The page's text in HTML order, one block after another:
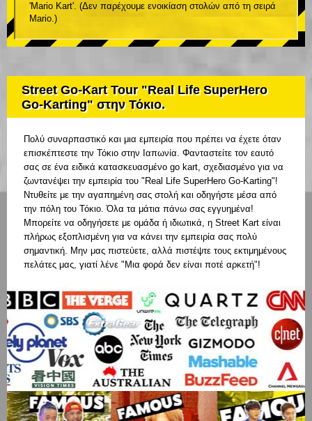
'Mario Kart'. (Δεν παρέχουμε ενοικίαση στολών από τη σειρά
Mario.)
Street Go-Kart Tour "Real Life SuperHero
Go-Karting" στην Τόκιο.
Πολύ συναρπαστικό και μια εμπειρία που πρέπει να έχετε όταν
επισκέπτεστε την Τόκιο στην Ιαπωνία. Φανταστείτε τον εαυτό
σας σε ένα ειδικά κατασκευασμένο go kart, σχεδιασμένο για να
ζωντανέψει την εμπειρία του "Real Life SuperHero Go-Karting"!
Ντυθείτε με την αγαπημένη σας στολή και οδηγήστε μέσα από
την πόλη του Τόκιο. Όλα τα μάτια πάνω σας εγγυημένα!
Μπορείτε να οδηγήσετε με ομάδα ή ιδιωτικά, η Street Kart είναι
πλήρως εξοπλισμένη για να κάνει την εμπειρία σας πολύ
σημαντική. Μην μας πιστεύετε, αλλά πιστέψτε τους εκτιμημένους
πελάτες μας, γιατί λένε "Μια φορά δεν είναι ποτέ αρκετή"!